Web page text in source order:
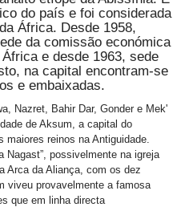
do país e foi considerada
África. Desde 1958,
da comissão económica
e desde 1963, sede
na capital encontram-se
e embaixadas.
Nazret, Bahir Dar, Gonder e Mek'
de Aksum, a capital do
maiores reinos na Antiguidade.
Nagast”, possivelmente na igreja
Arca da Aliança, com os dez
viveu provavelmente a famosa
que em linha directa